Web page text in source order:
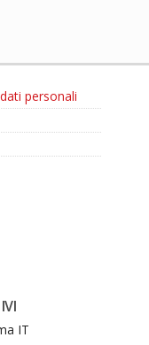
personali
IT